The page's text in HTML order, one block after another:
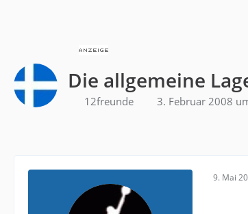
Die allgemeine
12freunde 3. Februar 2008
9. Mai